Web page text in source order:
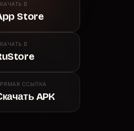
В
Store
В
ССЫЛКА
APK